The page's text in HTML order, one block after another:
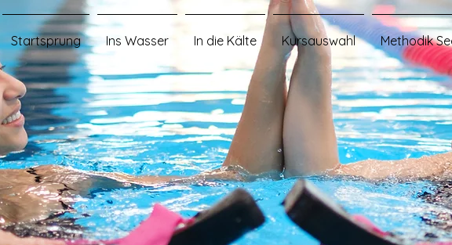
Startsprung Ins Wasser In die Kälte Kursauswahl Methodik